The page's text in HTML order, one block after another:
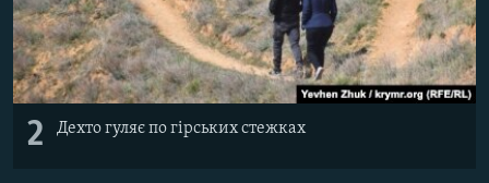
2 Дехто гуляє по гірських стежках